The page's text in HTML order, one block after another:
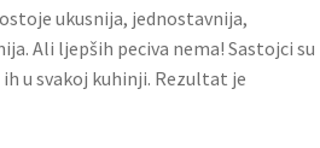
ukusnija, jednostavnija,
Ali ljepših peciva nema! Sastojci su
u svakoj kuhinji. Rezultat je